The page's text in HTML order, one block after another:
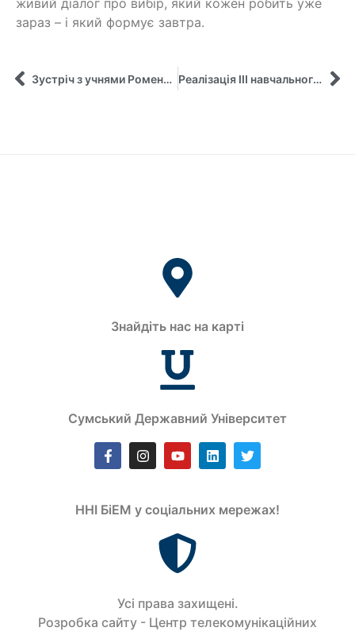
зараз – і який формує завтра.
Зустріч з учнями Роменського ліцею №2 ім. акад. А. Ф. Йоффе Реалізація ІІІ навчального модуля міжнародного проєкту «Належне врядування та підзвітність у державному управлінні»
Знайдіть нас на карті
Сумський Державний Університет
ННІ БіЕМ у соціальних мережах!
Усi права захищенi.
Розробка сайту - Центр телекомунікаційних